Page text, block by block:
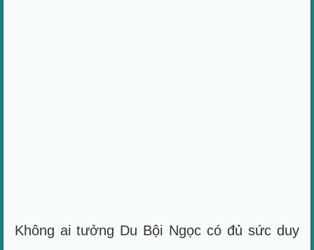
Không ai tưởng Du Bội Ngọc có đủ sức duy